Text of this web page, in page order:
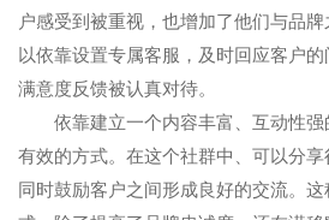
户感受到被重视，也增加了他们与品
以依靠设置专属客服，及时回应客户
满意度反馈被认真对待。
依靠建立一个内容丰富、互动性
有效的方式。在这个社群中、可以分享
同时鼓励客户之间形成良好的交流。